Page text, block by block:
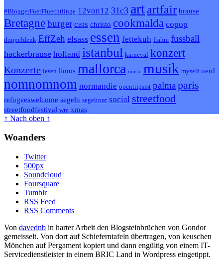
#BloggerFuerFluechtlinge 12von12 31c3 artartfair brause
Bretagneburger cats christo cookmalda copop
doppeldenk EffZeh elsass essen fettekuh frahm fussball
hackerbrause holland istanbul karneval konzert
Konzerte lesen limos mallorca music musik myself nerd
nomnomnom normandie opentripsist palma paris
refugeeswelcome segeln segeltour social streetfood
streetfoodfestival wm xmas
↑ Nach oben ↑
Woanders
Twitter
500px
Soundcloud
Foursquare
Tumblr
RSS Feed
RSS Comments
Von davednb in harter Arbeit den Blogsteinbrüchen von Gondor
gemeisselt. Von dort auf Schieferntafeln übertragen, von keuschen
Mönchen auf Pergament kopiert und dann engültig von einem IT-
Servicedienstleister in einem BRIC Land in Wordpress eingetippt.